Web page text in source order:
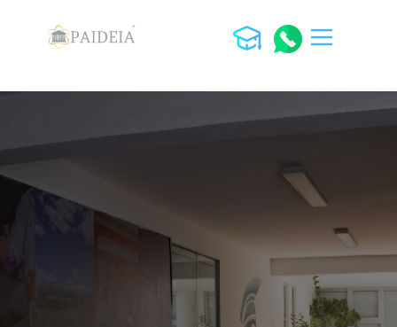
PAIDEIA
PRIMARIA
PREPARATORIA
ACTIVIDADES